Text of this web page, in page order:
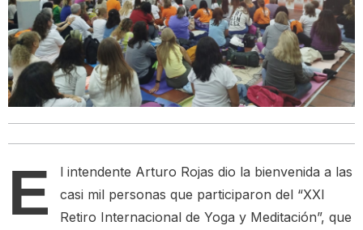
E
l intendente Arturo Rojas dio la bienvenida a las
casi mil personas que participaron del “XXI
Retiro Internacional de Yoga y Meditación”, que